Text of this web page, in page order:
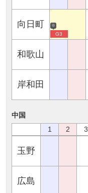
向日町 ※
G3
和歌山
岸和田
中国
1
2 3
玉野
広島